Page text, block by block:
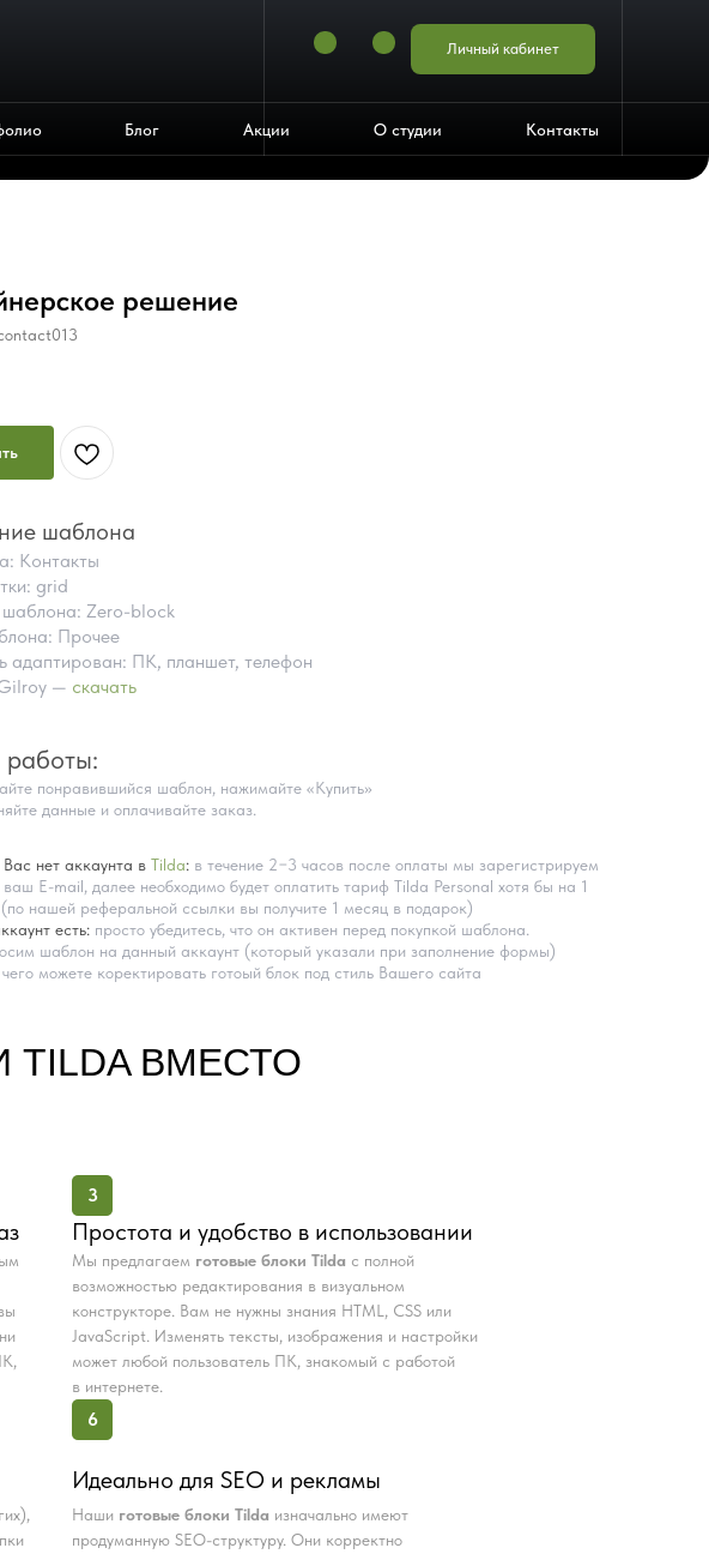
Личный кабинет
Блог Акции О студии Контакты
решение
шаблона
Контакты
grid
Zero-block
Прочее
адаптирован: ПК, планшет, телефон
— скачать
понравившийся шаблон, нажимайте «Купить»
данные и оплачивайте заказ.
Вас нет аккаунта в Tilda: в течение 2−3 часов после оплаты мы зарегистрируем
E-mail, далее необходимо будет оплатить тариф Tilda Personal хотя бы на 1
нашей реферальной ссылки вы получите 1 месяц в подарок)
есть: просто убедитесь, что он активен перед покупкой шаблона.
шаблон на данный аккаунт (который указали при заполнение формы)
можете коректировать готоый блок под стиль Вашего сайта
ВМЕСТО
3
Простота и удобство в использовании
Мы предлагаем готовые блоки Tilda с полной
возможностью редактирования в визуальном
конструкторе. Вам не нужны знания HTML, CSS или
JavaScript. Изменять тексты, изображения и настройки
может любой пользователь ПК, знакомый с работой
в интернете.
Наши готовые блоки Tilda изначально имеют
продуманную SEO-структуру. Они корректно
Идеально для SEO и рекламы
6